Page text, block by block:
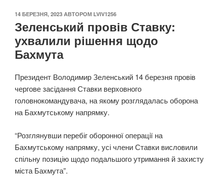
ОПУБЛІКОВАНО
14 БЕРЕЗНЯ, 2023 АВТОРОМ LVIV1256
Зеленський провів Ставку:
ухвалили рішення щодо
Бахмута
Президент Володимир Зеленський 14 березня провів
чергове засідання Ставки верховного
головнокомандувача, на якому розглядалась оборона
на Бахмутському напрямку.
“Розглянувши перебіг оборонної операції на
Бахмутському напрямку, усі члени Ставки висловили
спільну позицію щодо подальшого утримання й захисту
міста Бахмута”.